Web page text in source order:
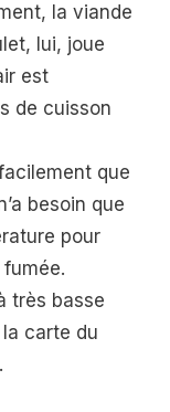
la viande
lui, joue
est
de cuisson
que
besoin que
pour
très basse
carte du